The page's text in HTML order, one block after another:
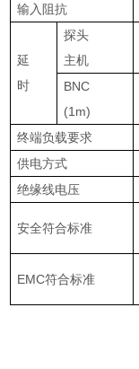
输入阻抗
延
时
探头
主机
BNC
(1m)
终端负载要求
供电方式
绝缘线电压
安全符合标准
EMC符合标准